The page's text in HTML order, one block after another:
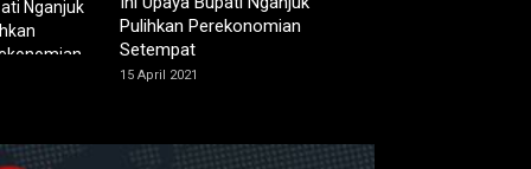
Pulihkan Perekonomian
Setempat
15 April 2021